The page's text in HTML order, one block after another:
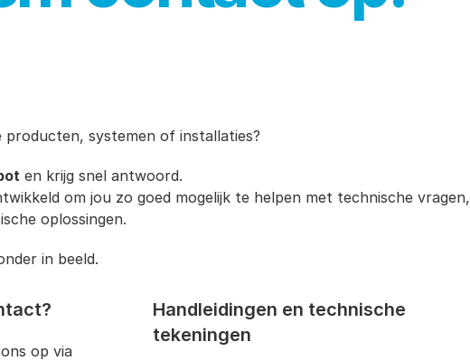
producten, systemen of installaties?
en krijg snel antwoord.
om jou zo goed mogelijk te helpen met technische vragen,
oplossingen.
in beeld.
op via
Handleidingen en technische
tekeningen